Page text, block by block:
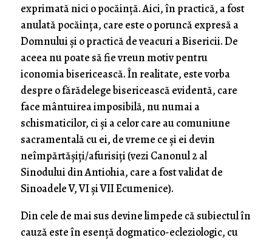
exprimată nici o pocăință. Aici, în practică, a fost
anulată pocăința, care este o poruncă expresă a
Domnului și o practică de veacuri a Bisericii. De
aceea nu poate să fie vreun motiv pentru
iconomia bisericească. În realitate, este vorba
despre o fărădelege bisericească evidentă, care
face mântuirea imposibilă, nu numai a
schismaticilor, ci și a celor care au comuniune
sacramentală cu ei, de vreme ce și ei devin
neîmpărtășiți/afurisiți (vezi Canonul 2 al
Sinodului din Antiohia, care a fost validat de
Sinoadele V, VI și VII Ecumenice).
Din cele de mai sus devine limpede că subiectul în
cauză este în esență dogmatico-ecleziologic, cu